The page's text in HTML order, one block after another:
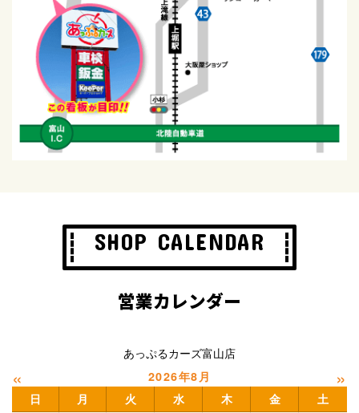
SHOP CALENDAR
営業カレンダー
あっぷるカーズ富山店
« 2026年8月 »
日 月 火 水 木 金 土